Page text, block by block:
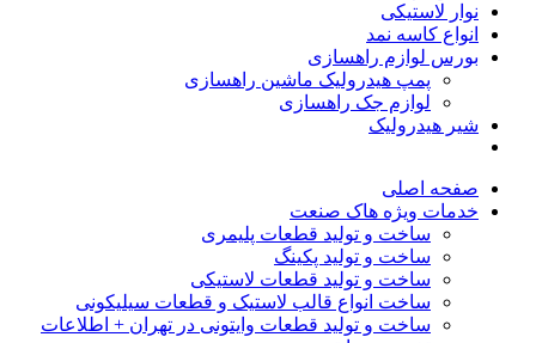
نوار لاستیکی
انواع کاسه نمد
بورس لوازم راهسازی
پمپ هیدرولیک ماشین راهسازی
لوازم جک راهسازی
شیر هیدرولیک
صفحه اصلی
خدمات ویژه هاک صنعت
ساخت و تولید قطعات پلیمری
ساخت و تولید پکینگ
ساخت و تولید قطعات لاستیکی
ساخت انواع قالب لاستیک و قطعات سیلیکونی
ساخت و تولید قطعات وایتونی در تهران + اطلاعات